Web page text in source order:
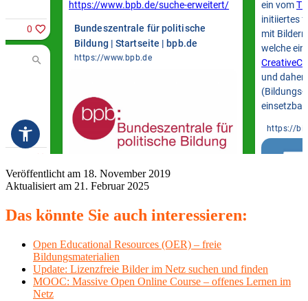
Veröffentlicht am 18. November 2019
Aktualisiert am 21. Februar 2025
Das könnte Sie auch interessieren:
Open Educational Resources (OER) – freie
Bildungsmaterialien
Update: Lizenzfreie Bilder im Netz suchen und finden
MOOC: Massive Open Online Course – offenes Lernen im
Netz